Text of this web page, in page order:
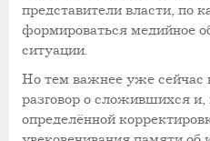
представители власти, по
формироваться медийное
ситуации.
Но тем важнее уже сейчас
разговор о сложившихся
определённой